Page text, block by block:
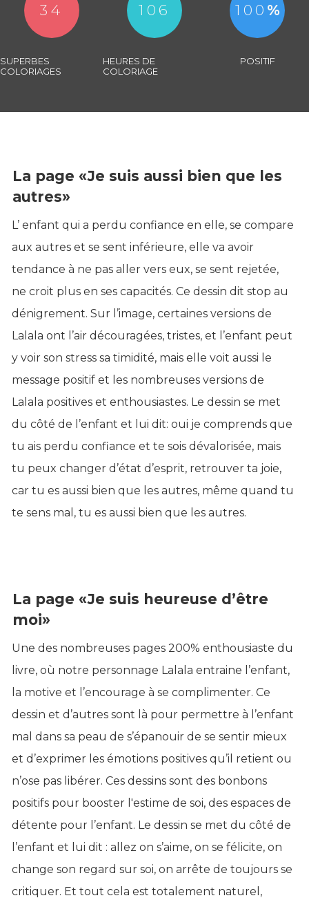
34
SUPERBES
COLORIAGES
106
HEURES DE
COLORIAGE
100 %
POSITIF
La page «Je suis aussi bien que les
autres»
L’ enfant qui a perdu confiance en elle, se compare
aux autres et se sent inférieure, elle va avoir
tendance à ne pas aller vers eux, se sent rejetée,
ne croit plus en ses capacités. Ce dessin dit stop au
dénigrement. Sur l’image, certaines versions de
Lalala ont l’air découragées, tristes, et l’enfant peut
y voir son stress sa timidité, mais elle voit aussi le
message positif et les nombreuses versions de
Lalala positives et enthousiastes. Le dessin se met
du côté de l’enfant et lui dit: oui je comprends que
tu ais perdu confiance et te sois dévalorisée, mais
tu peux changer d’état d’esprit, retrouver ta joie,
car tu es aussi bien que les autres, même quand tu
te sens mal, tu es aussi bien que les autres.
La page «Je suis heureuse d’être
moi»
Une des nombreuses pages 200% enthousiaste du
livre, où notre personnage Lalala entraine l’enfant,
la motive et l’encourage à se complimenter. Ce
dessin et d’autres sont là pour permettre à l’enfant
mal dans sa peau de s’épanouir de se sentir mieux
et d’exprimer les émotions positives qu’il retient ou
n’ose pas libérer. Ces dessins sont des bonbons
positifs pour booster l'estime de soi, des espaces de
détente pour l’enfant. Le dessin se met du côté de
l’enfant et lui dit : allez on s’aime, on se félicite, on
change son regard sur soi, on arrête de toujours se
critiquer. Et tout cela est totalement naturel,